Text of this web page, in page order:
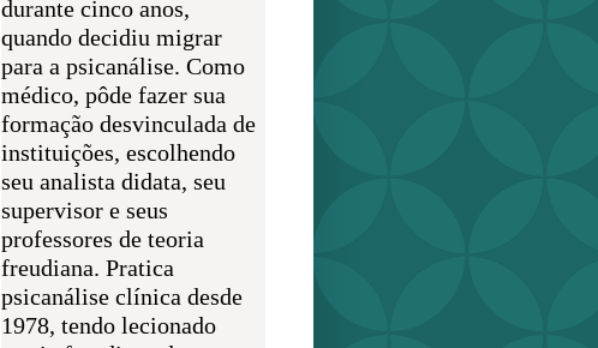
durante cinco anos,
quando decidiu migrar
para a psicanálise. Como
médico, pôde fazer sua
formação desvinculada de
instituições, escolhendo
seu analista didata, seu
supervisor e seus
professores de teoria
freudiana. Pratica
psicanálise clínica desde
1978, tendo lecionado